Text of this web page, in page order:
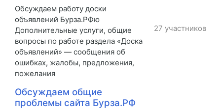
Обсуждаем работу доски
объявлений Бурза.РФю
Дополнительные услуги, общие
вопросы по работе раздела «Доска
объявлений» — сообщения об
ошибках, жалобы, предложения,
пожелания
27 участников
Обсуждаем общие
проблемы сайта Бурза.РФ